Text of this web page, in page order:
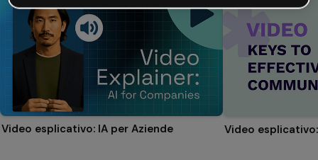
Video esplicativo: IA per Aziende